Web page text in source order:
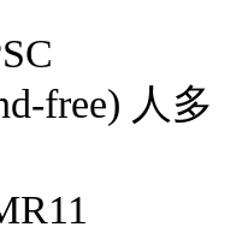
free) 人多
养基